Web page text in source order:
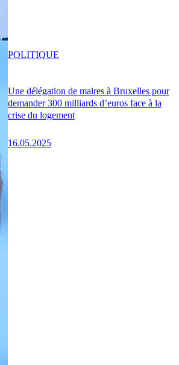
Une délégation de maires à Bruxelles pour
demander 300 milliards d’euros face à la
crise du logement
16.05.2025
POLITIQUE